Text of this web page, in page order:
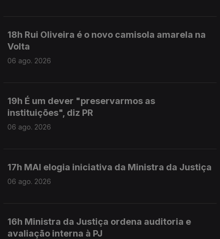
18h Rui Oliveira é o novo camisola amarela na
Volta
06 ago. 2026
19h É um dever "preservarmos as
instituições", diz PR
06 ago. 2026
17h MAI elogia iniciativa da Ministra da Justiça
06 ago. 2026
16h Ministra da Justiça ordena auditoria e
avaliação interna à PJ